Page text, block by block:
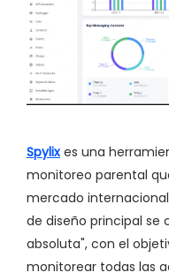
Spylix es una
monitoreo parental
mercado
de diseño principal se
absoluta", con el
monitorear todas las